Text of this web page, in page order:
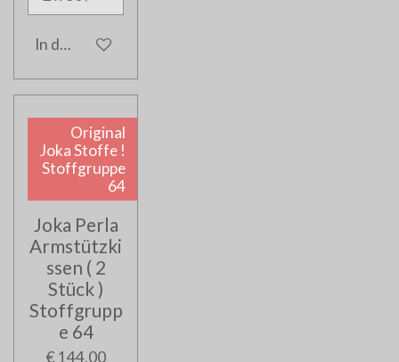
In den Warenkorb
Original
Joka Stoffe !
Stoffgruppe
64
Joka Perla
Armstützki
ssen ( 2
Stück )
Stoffgrupp
e 64
€ 144,00